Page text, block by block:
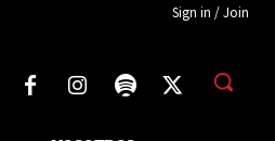
Sign in / Join